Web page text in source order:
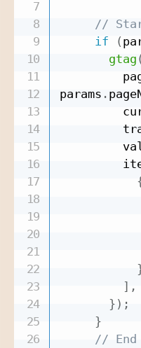
//
if
(
gtag
params .
] ,
} ) ;
}
// End